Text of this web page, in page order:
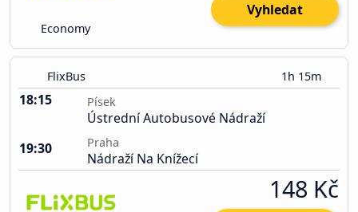
Economy
Vyhledat
FlixBus 1h 15m
18:15 Písek
Ústrední Autobusové Nádraží
19:30
Praha
Nádraží Na Knížecí
148 Kč